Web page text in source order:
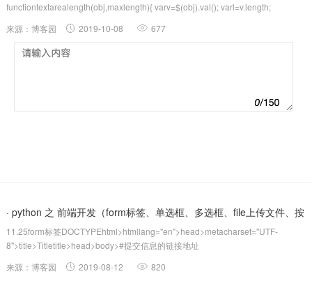
functiontextarealength(obj,maxlength){ varv=$(obj).val(); varl=v.length;
来源：博客园 2019-10-08 677
· python 之 前端开发（form标签、单选框、多选框、file上传文件、按
钮、labe...
11.25form标签DOCTYPEhtml>htmllang="en">head>metacharset="UTF-
8">title>Titletitle>head>body>#提交信息的链接地址
来源：博客园 2019-08-12 820